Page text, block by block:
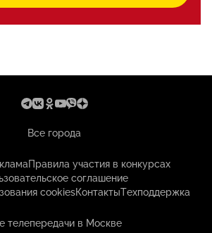
Все города
Правила участия в конкурсах
соглашение
cookiesКонтактыТехподдержка
телепередачи в Москве